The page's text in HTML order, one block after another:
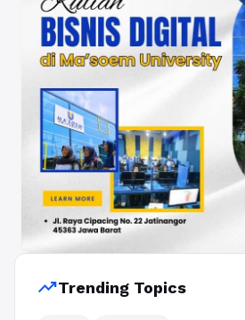
trending_upTrending Topics